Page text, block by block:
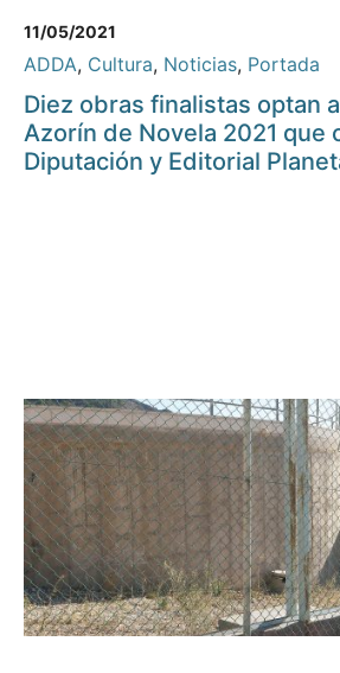
11/05/2021
ADDA, Cultura, Noticias, Portada
Diez obras finalistas optan
Azorín de Novela 2021 que
Diputación y Editorial